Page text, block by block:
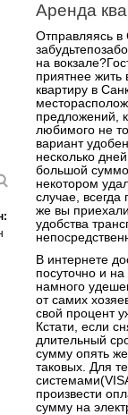
Аренда
Отправляясь
на
приятнее жить
квартиру в
предложений,
любимого не
вариант
несколько
большой
некотором
случае, всегда
же вы
удобства
В интернете
посуточно и
намного
от самих
свой процент
Кстати, если
длительный
сумму опять
таковых. Для
произвести
сумму на